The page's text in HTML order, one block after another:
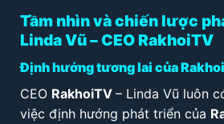
Tầm nhìn và chiến lược
Linda Vũ – CEO RakhoiTV
Định hướng tương lai của
CEO RakhoiTV – Linda Vũ luôn
việc định hướng phát triển của